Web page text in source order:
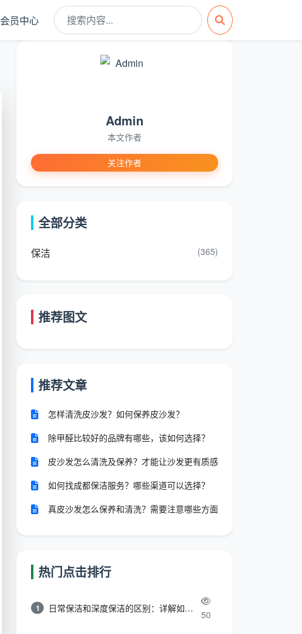
会员中心
Admin
本文作者
关注作者
全部分类
保洁 (365)
推荐图文
推荐文章
怎样清洗皮沙发？如何保养皮沙发？
除甲醛比较好的品牌有哪些，该如何选择？
皮沙发怎么清洗及保养？才能让沙发更有质感
如何找成都保洁服务？哪些渠道可以选择？
真皮沙发怎么保养和清洗？需要注意哪些方面
热门点击排行
1 日常保洁和深度保洁的区别：详解如何选择最适合的清洁服务
50